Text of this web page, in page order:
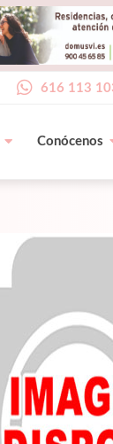
616 113
Conócenos